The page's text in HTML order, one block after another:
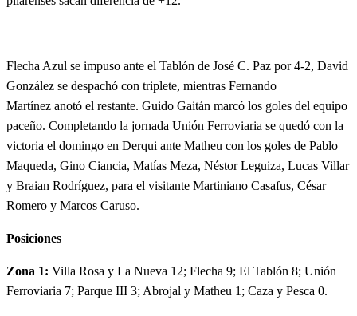
Flecha Azul se impuso ante el Tablón de José C. Paz por 4-2, David
González se despachó con triplete, mientras Fernando
Martínez anotó el restante. Guido Gaitán marcó los goles del equipo
paceño. Completando la jornada Unión Ferroviaria se quedó con la
victoria el domingo en Derqui ante Matheu con los goles de Pablo
Maqueda, Gino Ciancia, Matías Meza, Néstor Leguiza, Lucas Villar
y Braian Rodríguez, para el visitante Martiniano Casafus, César
Romero y Marcos Caruso.
Posiciones
Zona 1: Villa Rosa y La Nueva 12; Flecha 9; El Tablón 8; Unión
Ferroviaria 7; Parque III 3; Abrojal y Matheu 1; Caza y Pesca 0.